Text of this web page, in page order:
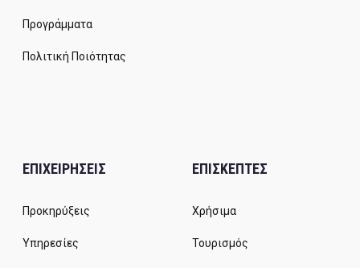
Προγράμματα
Πολιτική Ποιότητας
ΕΠΙΧΕΙΡΗΣΕΙΣ
Προκηρύξεις
Υπηρεσίες
ΕΠΙΣΚΕΠΤΕΣ
Χρήσιμα
Τουρισμός